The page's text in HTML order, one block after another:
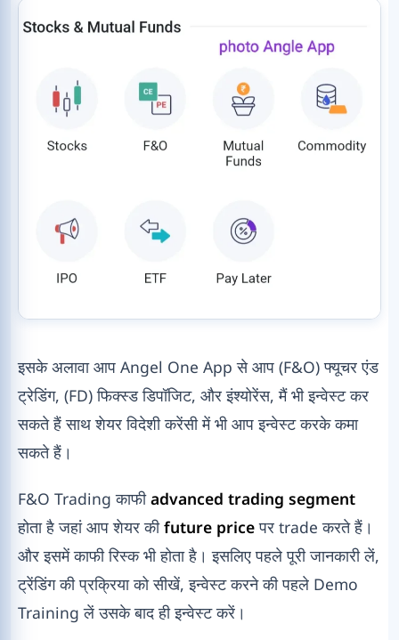
इसके अलावा आप Angel One App से आप (F&O) फ्यूचर एंड
ट्रेडिंग, (FD) फिक्स्ड डिपॉजिट, और इंश्योरेंस, मैं भी इन्वेस्ट कर
सकते हैं साथ शेयर विदेशी करेंसी में भी आप इन्वेस्ट करके कमा
सकते हैं।
F&O Trading काफीadvanced trading segment
होता है जहां आप शेयर कीfuture priceपर trade करते हैं।
और इसमें काफी रिस्क भी होता है। इसलिए पहले पूरी जानकारी लें,
ट्रेंडिंग की प्रक्रिया को सीखें, इन्वेस्ट करने की पहले Demo
Training लें उसके बाद ही इन्वेस्ट करें।